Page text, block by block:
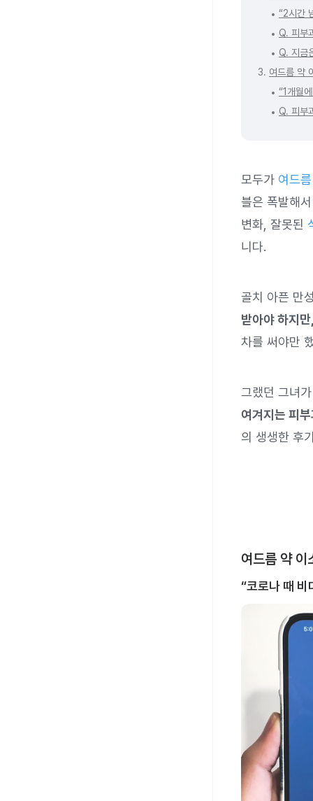
“2시간
Q. 피부
Q. 지금
3. 여드름 약
“1개월
Q. 피부
모두가 여드름
블은 폭발해
변화, 잘못된
니다.
골치 아픈 만
받아야 하지
차를 써야만
그랬던 그녀
여겨지는 피
의 생생한 후
여드름 약 이
“코로나 때 비